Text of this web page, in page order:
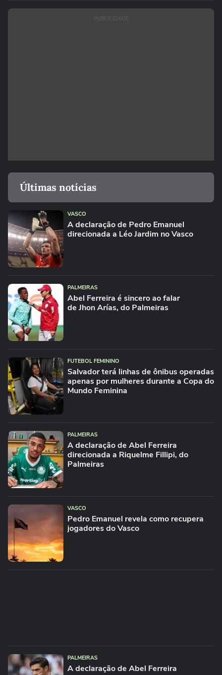
PUBLICIDADE
Últimas notícias
VASCO
A declaração de Pedro Emanuel
direcionada a Léo Jardim no Vasco
PALMEIRAS
Abel Ferreira é sincero ao falar
de Jhon Arías, do Palmeiras
FUTEBOL FEMININO
Salvador terá linhas de ônibus operadas
apenas por mulheres durante a Copa do
Mundo Feminina
PALMEIRAS
A declaração de Abel Ferreira
direcionada a Riquelme Fillipi, do
Palmeiras
VASCO
Pedro Emanuel revela como recupera
jogadores do Vasco
PALMEIRAS
A declaração de Abel Ferreira